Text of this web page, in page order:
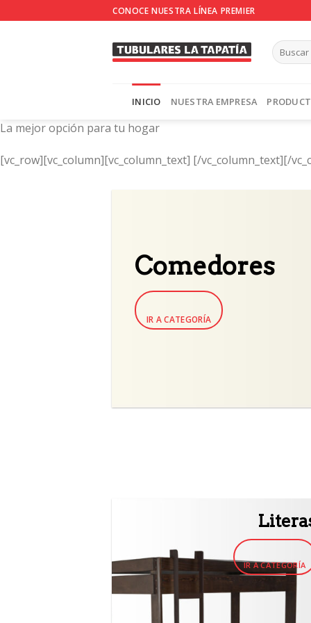
to
CONOCE NUESTRA LÍNEA PREMIER
INICIO NUESTRA EMPRESA
La mejor opción para tu hogar
[vc_row][vc_column][vc_column_text] [/vc_column_text][/
Comedores
IR A CATEGORÍA
IR A CATEGORÍA